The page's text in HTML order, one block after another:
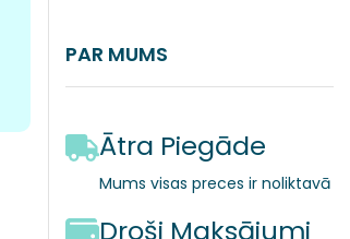
PAR MUMS
Ātra Piegāde
Mums visas preces ir noliktavā
Droši Maksājumi